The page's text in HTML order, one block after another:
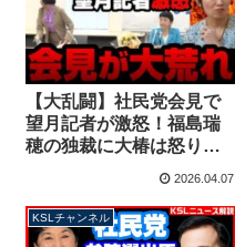
【大乱闘】社民党会見で
望月記者が激怒！福島瑞
穂の独裁に大椿は怒りの
否！大荒れの喧嘩状態
【KSLチャンネル】
2026.04.07
KSLチャンネル